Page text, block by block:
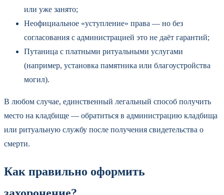
или уже занято;
Неофициальное «уступление» права — но без
согласования с администрацией это не даёт гарантий;
Путаница с платными ритуальными услугами
(например, установка памятника или благоустройства
могил).
В любом случае, единственный легальный способ получить
место на кладбище — обратиться в администрацию кладбища
или ритуальную службу после получения свидетельства о
смерти.
Как правильно оформить